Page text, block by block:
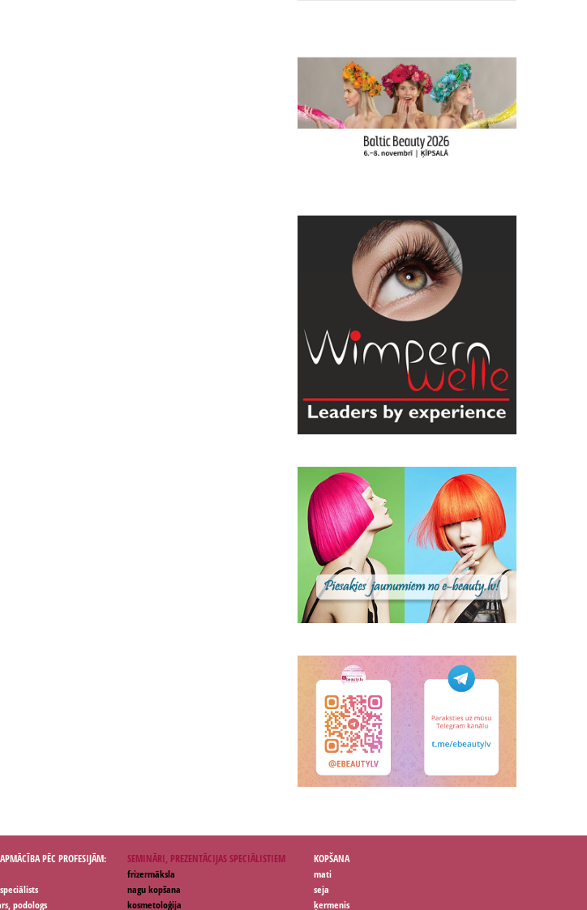
PĒC PROFESIJĀM:
podologs
SEMINĀRI, PREZENTĀCIJAS SPECIĀLISTIEM
frizermāksla
nagu kopšana
kosmetoloģija
KOPŠANA
mati
seja
ķermenis